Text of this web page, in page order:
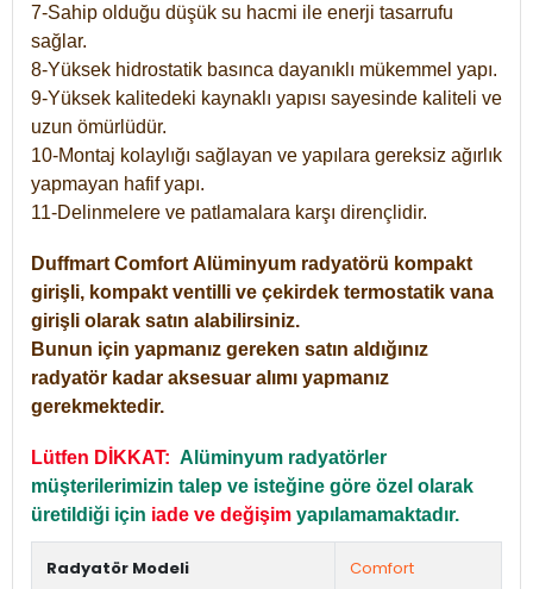
7-Sahip olduğu düşük su hacmi ile enerji tasarrufu
sağlar.
8-Yüksek hidrostatik basınca dayanıklı mükemmel yapı.
9-Yüksek kalitedeki kaynaklı yapısı sayesinde kaliteli ve
uzun ömürlüdür.
10-Montaj kolaylığı sağlayan ve yapılara gereksiz ağırlık
yapmayan hafif yapı.
11-Delinmelere ve patlamalara karşı dirençlidir.
Duffmart Comfort Alüminyum radyatörü kompakt
girişli, kompakt ventilli ve çekirdek termostatik vana
girişli olarak satın alabilirsiniz.
Bunun için yapmanız gereken satın aldığınız
radyatör kadar aksesuar alımı yapmanız
gerekmektedir.
Lütfen DİKKAT: Alüminyum radyatörler
müşterilerimizin talep ve isteğine göre özel olarak
üretildiği için iade ve değişim yapılamamaktadır.
Radyatör Modeli Comfort